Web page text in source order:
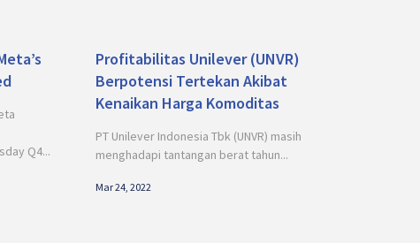
Q4...
Profitabilitas Unilever (UNVR)
Berpotensi Tertekan Akibat
Kenaikan Harga Komoditas
PT Unilever Indonesia Tbk (UNVR) masih
menghadapi tantangan berat tahun...
Mar 24, 2022